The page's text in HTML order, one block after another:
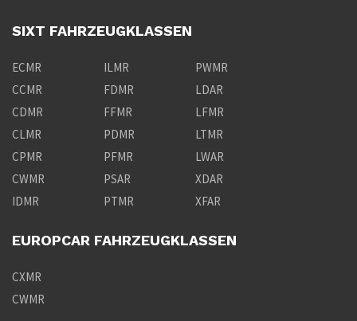
SIXT FAHRZEUGKLASSEN
ECMR
CCMR
CDMR
CLMR
CPMR
CWMR
IDMR
ILMR
FDMR
FFMR
PDMR
PFMR
PSAR
PTMR
PWMR
LDAR
LFMR
LTMR
LWAR
XDAR
XFAR
EUROPCAR FAHRZEUGKLASSEN
CXMR
CWMR